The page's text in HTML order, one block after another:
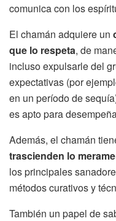
comunica con los
El chamán adquiere un
que lo respeta, de
incluso expulsarle del
expectativas (por
en un período de
es apto para
Además, el chamán
trascienden lo
los principales
métodos curativos y
También un papel de